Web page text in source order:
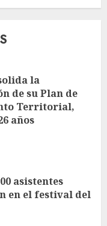
la
de su Plan de
Territorial,
años
asistentes
en el festival del